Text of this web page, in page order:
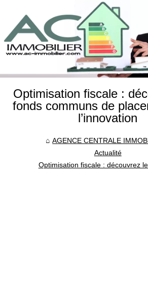
Optimisation fiscale :
fonds communs de
l’innovation
AGENCE CENTRALE
Actualité
Optimisation fiscale : découvrez